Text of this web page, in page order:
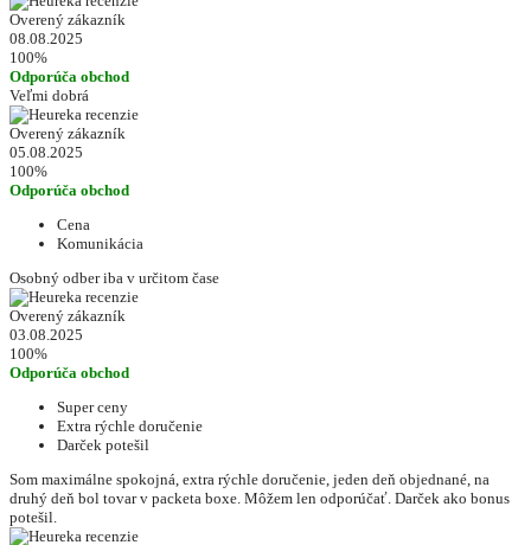
Overený zákazník
08.08.2025
100%
Odporúča obchod
Veľmi dobrá
Overený zákazník
05.08.2025
100%
Odporúča obchod
Cena
Komunikácia
Osobný odber iba v určitom čase
Overený zákazník
03.08.2025
100%
Odporúča obchod
Super ceny
Extra rýchle doručenie
Darček potešil
Som maximálne spokojná, extra rýchle doručenie, jeden deň objednané, na
druhý deň bol tovar v packeta boxe. Môžem len odporúčať. Darček ako bonus
potešil.